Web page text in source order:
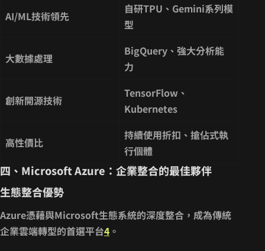
AI/ML技術領先
自研TPU、Gemini系列模
型
大數據處理
BigQuery、強大分析能
力
創新開源技術
TensorFlow、
Kubernetes
高性價比
持續使用折扣、搶佔式執
行個體
四、Microsoft Azure：企業整合的最佳夥伴
生態整合優勢
Azure憑藉與Microsoft生態系統的深度整合 ，成為傳統
企業雲端轉型的首選平台4 。